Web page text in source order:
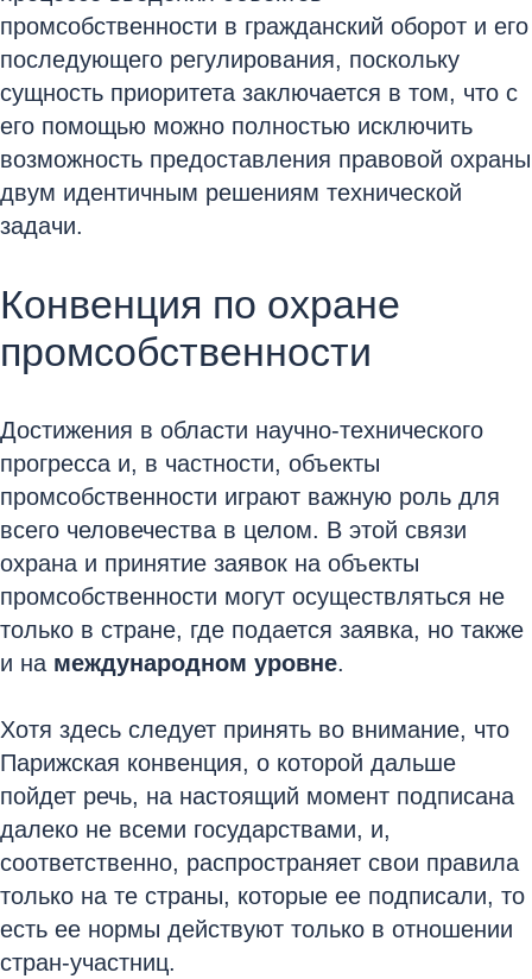
промсобственности в гражданский оборот и его
последующего регулирования, поскольку
сущность приоритета заключается в том, что с
его помощью можно полностью исключить
возможность предоставления правовой охраны
двум идентичным решениям технической
задачи.
Конвенция по охране
промсобственности
Достижения в области научно-технического
прогресса и, в частности, объекты
промсобственности играют важную роль для
всего человечества в целом. В этой связи
охрана и принятие заявок на объекты
промсобственности могут осуществляться не
только в стране, где подается заявка, но также
и на международном уровне.
Хотя здесь следует принять во внимание, что
Парижская конвенция, о которой дальше
пойдет речь, на настоящий момент подписана
далеко не всеми государствами, и,
соответственно, распространяет свои правила
только на те страны, которые ее подписали, то
есть ее нормы действуют только в отношении
стран-участниц.